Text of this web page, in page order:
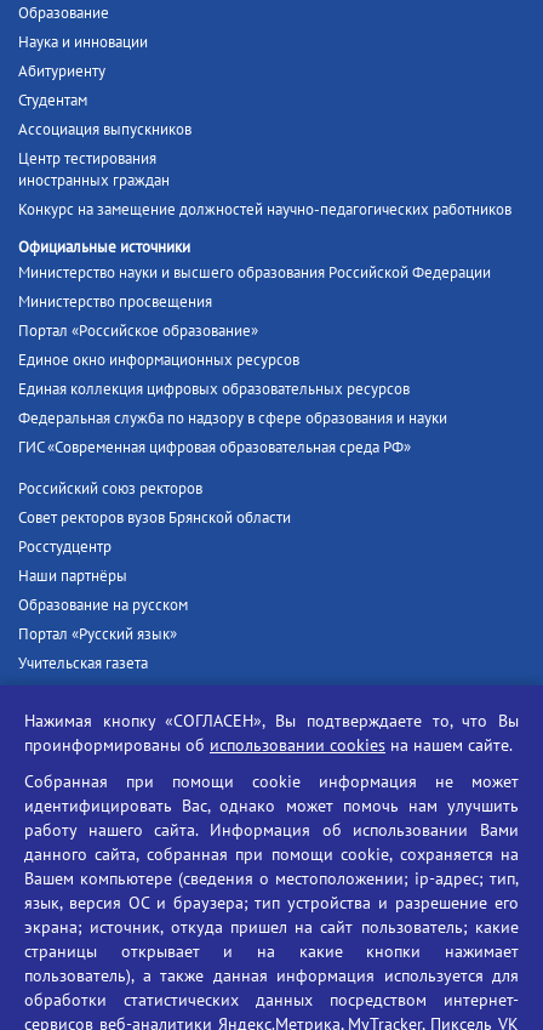
Образование
Наука и инновации
Абитуриенту
Студентам
Ассоциация выпускников
Центр тестирования
иностранных граждан
Конкурс на замещение должностей научно-педагогических работников
Официальные источники
Министерство науки и высшего образования Российской Федерации
Министерство просвещения
Портал «Российское образование»
Единое окно информационных ресурсов
Единая коллекция цифровых образовательных ресурсов
Федеральная служба по надзору в сфере образования и науки
ГИС «Современная цифровая образовательная среда РФ»
Российский союз ректоров
Совет ректоров вузов Брянской области
Росстудцентр
Наши партнёры
Образование на русском
Портал «Русский язык»
Учительская газета
Единый портал государственных услуг
Противодействие угрозам информационной безопасности
Социальные ролики - Генеральная прокуратура РФ
Противодействие коррупции
БГУ против наркотиков
Брянский государственный университет
имени академика И.Г. Петровского
Время работы: пн-пт 09:00-18:00
Нажимая кнопку «СОГЛАСЕН», Вы подтверждаете то, что Вы
проинформированы об использовании cookies на нашем сайте.
Собранная при помощи cookie информация не может
идентифицировать Вас, однако может помочь нам улучшить
работу нашего сайта. Информация об использовании Вами
данного сайта, собранная при помощи cookie, сохраняется на
Вашем компьютере (сведения о местоположении; ip-адрес; тип,
язык, версия ОС и браузера; тип устройства и разрешение его
экрана; источник, откуда пришел на сайт пользователь; какие
страницы открывает и на какие кнопки нажимает
пользователь), а также данная информация используется для
обработки статистических данных посредством интернет-
сервисов веб-аналитики Яндекс.Метрика, MyTracker, Пиксель VK